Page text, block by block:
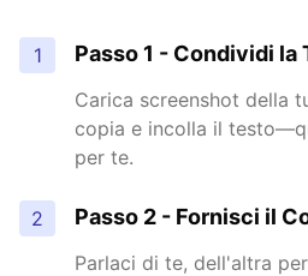
1 Passo 1 - Condividi la
Carica screenshot della
copia e incolla il
per te.
2 Passo 2 - Fornisci il
Parlaci di te, dell'altra